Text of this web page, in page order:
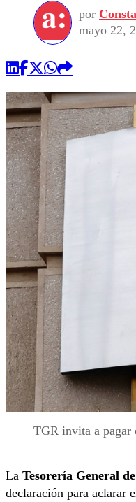
por
mayo 22,
TGR invita a pagar
La Tesorería General
declaración para aclarar